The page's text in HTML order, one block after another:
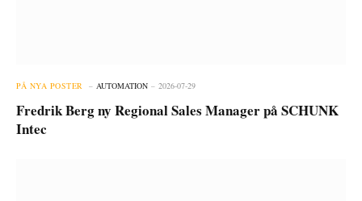
PÅ NYA POSTER AUTOMATION 2026-07-29
Fredrik Berg ny Regional Sales Manager på SCHUNK
Intec